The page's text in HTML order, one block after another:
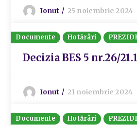
Ionut 25 noiembrie 2024
Documente Hotărâri
Decizia BES 5 nr.26/
Ionut 21 noiembrie 2024
Documente Hotărâri